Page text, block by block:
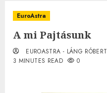
EuroAstra
A mi Pajtásunk
EUROASTRA - LÁNG RÓBERT
3 MINUTES READ
0